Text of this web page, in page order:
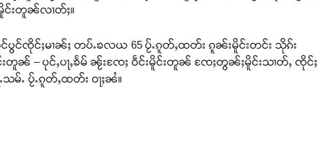
မိူင်းတူၼ်လၢတ်ႈ။
ပွင်ၸိုင်ႈမၢၼ်ႈ တပ်ႉၶလယ 65 ပႂ်ႉၵူတ်ႇထတ်း ၵူၼ်းမိူင်းတင်း သိုၵ်း
ၼ် – ပုင်ႇပႃႇၶႅမ် ၼႂ်းၸႄႈ ဝဵင်းမိူင်းတူၼ် ၸႄႈတွၼ်ႈမိူင်းသၢတ်ႇ ၸိုင်ႈ
မ်ႉ ပႂ်ႉၵူတ်ႇထတ်း ဝႃႈၼႆ။